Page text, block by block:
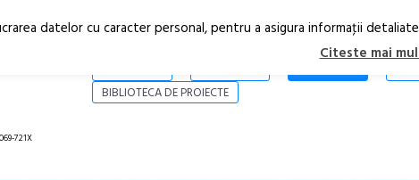
STIRI
BIBLIOTECA DE PROIECTE
721X
datelor cu caracter personal, pentru a asigura informaţii
Citeste mai